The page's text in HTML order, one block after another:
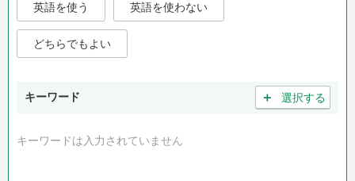
英語を使う 英語を使わない
どちらでもよい
キーワード ＋ 選択する
キーワードは入力されていません